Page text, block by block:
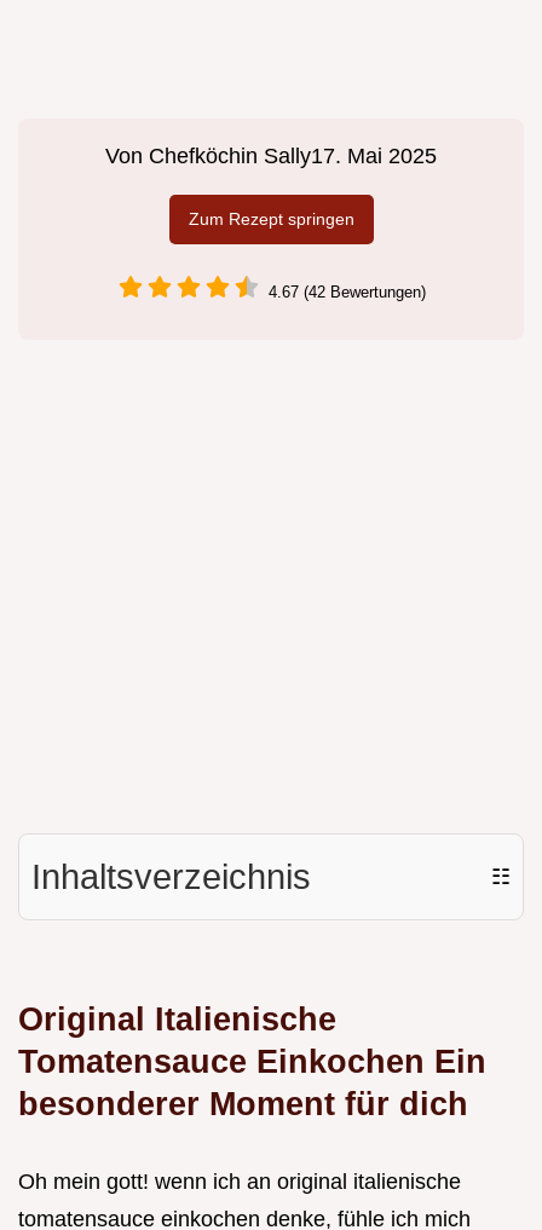
Von Chefköchin Sally17. Mai 2025
Zum Rezept springen
4.67 (42 Bewertungen)
Inhaltsverzeichnis ☷
Original Italienische
Tomatensauce Einkochen Ein
besonderer Moment für dich
Oh mein gott! wenn ich an original italienische
tomatensauce einkochen denke, fühle ich mich